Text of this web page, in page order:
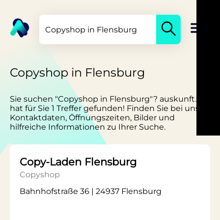
Copyshop in Flensburg
Sie suchen "Copyshop in Flensburg"? auskunft.de
hat für Sie 1 Treffer gefunden! Finden Sie bei uns
Kontaktdaten, Öffnungszeiten, Bilder und
hilfreiche Informationen zu Ihrer Suche.
Copy-Laden Flensburg
Copyshop
Bahnhofstraße 36 | 24937 Flensburg